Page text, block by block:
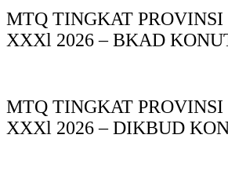
MTQ TINGKAT PROVINSI
XXXl 2026 – BKAD
MTQ TINGKAT PROVINSI
XXXl 2026 – DIKBUD